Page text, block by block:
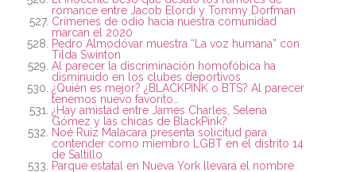
romance entre Jacob Elordi y Tommy Dorfman
Crímenes de odio hacia nuestra comunidad
marcan el 2020
Pedro Almodóvar muestra “La voz humana” con
Tilda Swinton
Al parecer la discriminación homofóbica ha
disminuido en los clubes deportivos
¿Quién es mejor? ¿BLACKPINK o BTS? Al parecer
tenemos nuevo favorito…
¿Hay amistad entre James Charles, Selena
Gómez y las chicas de BlackPink?
Noé Ruiz Malacara presenta solicitud para
contender como miembro LGBT en el distrito 14
de Saltillo
Parque estatal en Nueva York llevará el nombre